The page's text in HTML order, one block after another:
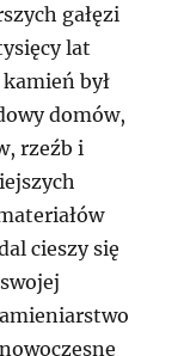
gałęzi
lat
był
domów,
rzeźb i
cieszy się